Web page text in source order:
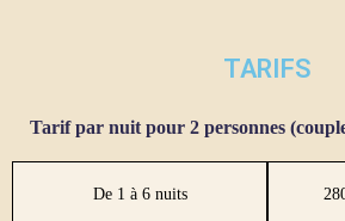
TARIFS
Tarif par nuit pour 2 personnes
De 1 à 6 nuits